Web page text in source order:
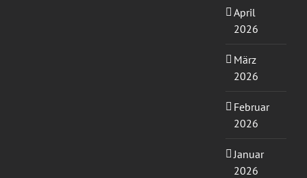
April
2026
März
2026
Februar
2026
Januar
2026